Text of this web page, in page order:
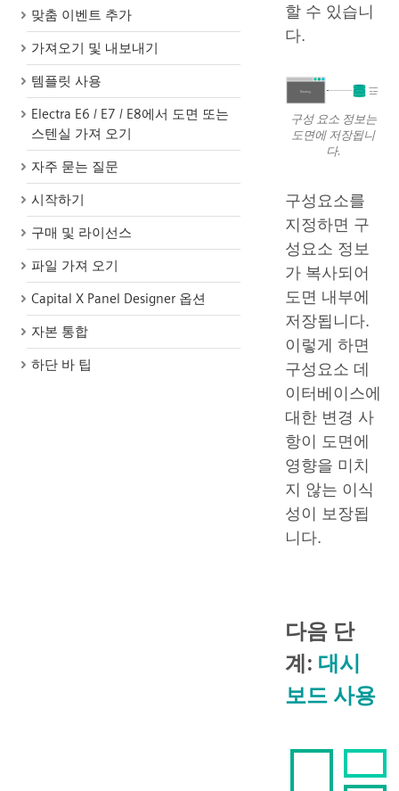
맞춤 이벤트 추가
가져오기 및 내보내기
템플릿 사용
Electra E6 / E7 / E8에서 도면 또는
스텐실 가져 오기
자주 묻는 질문
시작하기
구매 및 라이선스
파일 가져 오기
Capital X Panel Designer 옵션
자본 통합
하단 바 팁
할 수 있습니
다.
구성 요소 정보는
도면에 저장됩니
다.
구성요소를
지정하면 구
성요소 정보
가 복사되어
도면 내부에
저장됩니다.
이렇게 하면
구성요소 데
이터베이스에
대한 변경 사
항이 도면에
영향을 미치
지 않는 이식
성이 보장됩
니다.
다음 단
계: 대시
보드 사용